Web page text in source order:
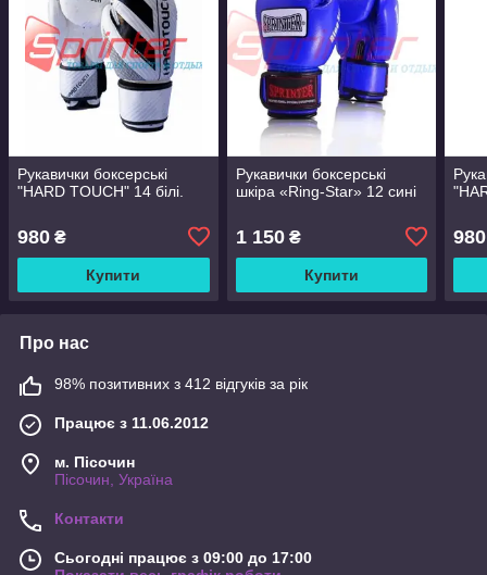
Рукавички боксерські
"HARD TOUCH" 14 білі.
980 ₴
Купити
Рукавички боксерські
шкіра «Ring-Star» 12 сині
1 150₴
Купити
980
Про нас
98% позитивних з 412 відгуків за рік
Працює з 11.06.2012
м. Пісочин
Пісочин, Україна
Контакти
Сьогодні працює з 09:00 до 17:00